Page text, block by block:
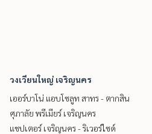
วงเวียนใหญ่ เจริญนคร
เออร์บาโน่ แอบโซลูท สาทร - ตากสิน
ศุภาลัย พรีเมียร์ เจริญนคร
แชปเตอร์ เจริญนคร - ริเวอร์ไซด์